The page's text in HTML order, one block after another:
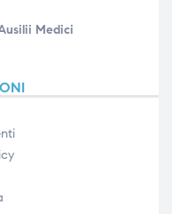
Medici